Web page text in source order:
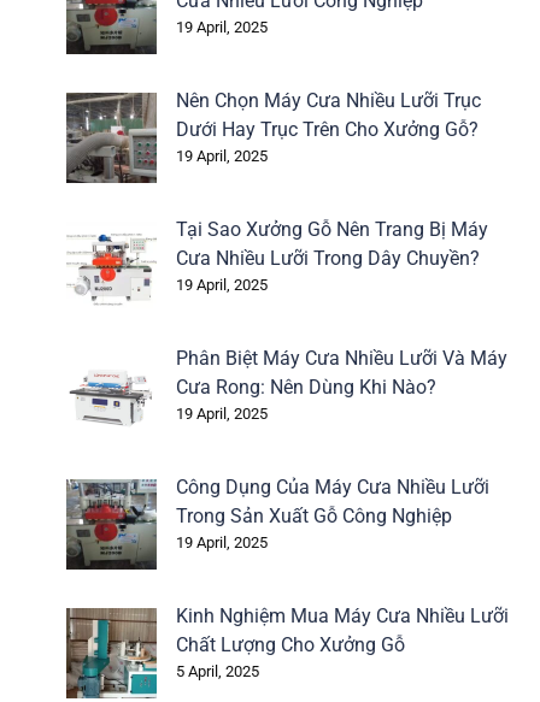
19 April, 2025
Nên Chọn Máy Cưa Nhiều Lưỡi Trục
Dưới Hay Trục Trên Cho Xưởng Gỗ?
19 April, 2025
Tại Sao Xưởng Gỗ Nên Trang Bị Máy
Cưa Nhiều Lưỡi Trong Dây Chuyền?
19 April, 2025
Phân Biệt Máy Cưa Nhiều Lưỡi Và Máy
Cưa Rong: Nên Dùng Khi Nào?
19 April, 2025
Công Dụng Của Máy Cưa Nhiều Lưỡi
Trong Sản Xuất Gỗ Công Nghiệp
19 April, 2025
Kinh Nghiệm Mua Máy Cưa Nhiều Lưỡi
Chất Lượng Cho Xưởng Gỗ
5 April, 2025